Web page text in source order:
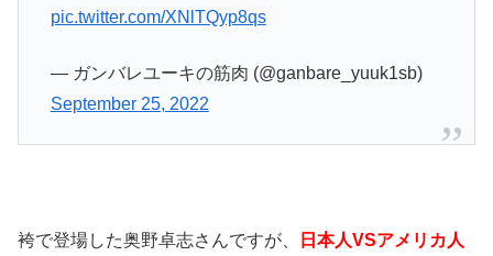
pic.twitter.com/XNlTQyp8qs
— ガンバレユーキの筋肉 (@ganbare_yuuk1sb)
September 25, 2022
袴で登場した奥野卓志さんですが、
日本人VSアメリカ人